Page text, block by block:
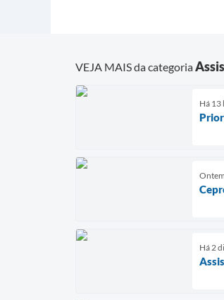
VEJA MAIS da categoria
Há 13
Ontem
Há 2